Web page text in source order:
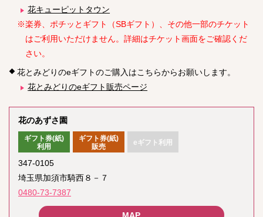
花キューピットタウン
※楽券、ポチッとギフト（SBギフト）、その他一部のチケット
はご利用いただけません。詳細はチケット画面をご確認くだ
さい。
花とみどりのeギフトのご購入はこちらからお願いします。
花とみどりのeギフト販売ページ
花のあずさ園
ギフト券(紙)
利用
ギフト券(紙)
販売
eギフト利用
347-0105
埼玉県加須市騎西８－７
0480-73-7387